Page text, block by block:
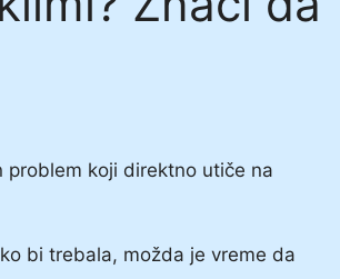
koji direktno utiče na
bi trebala, možda je vreme da